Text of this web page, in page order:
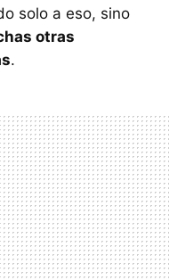
solo a eso, sino
otras
.